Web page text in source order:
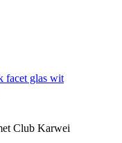
facet glas wit
Club Karwei